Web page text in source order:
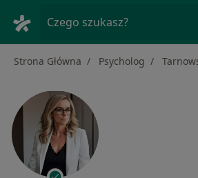
Czego szukasz?
Strona Główna Psycholog